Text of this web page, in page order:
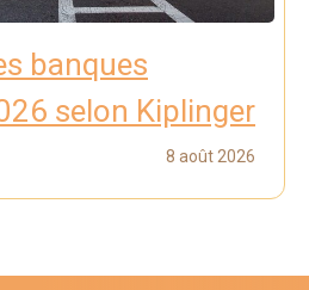
banques
selon Kiplinger
8 août 2026